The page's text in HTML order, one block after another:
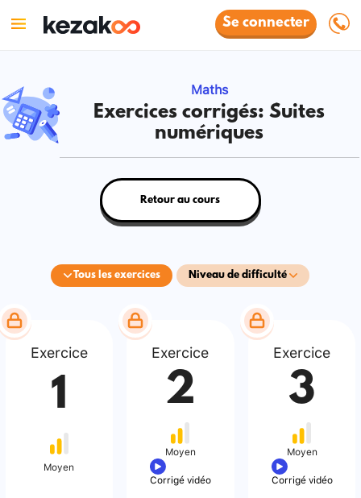
Se connecter
Maths
Exercices corrigés: Suites
numériques
Tous les exercices Niveau de difficulté
Retour au cours
Exercice
1
Moyen
Exercice
2
Moyen
Corrigé vidéo
Exercice
3
Moyen
Corrigé vidéo